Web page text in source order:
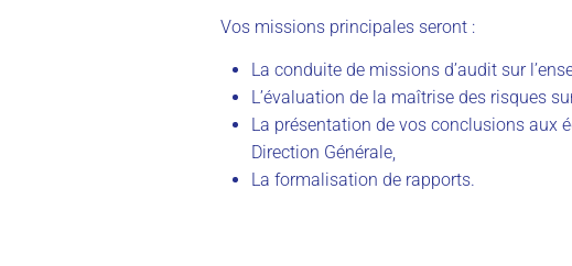
Vos missions principales seront :
La conduite de missions d’audit sur
L’évaluation de la maîtrise des risques
La présentation de vos conclusions aux
Direction Générale,
La formalisation de rapports.